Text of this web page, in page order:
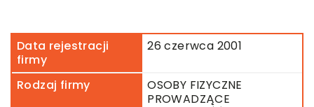
Data rejestracji
firmy
26 czerwca 2001
Rodzaj firmy
OSOBY FIZYCZNE
PROWADZĄCE